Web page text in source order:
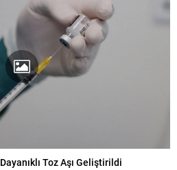
Toz Aşı Geliştirildi